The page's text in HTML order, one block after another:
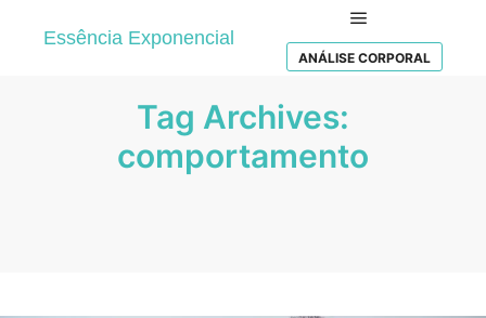
Essência Exponencial Main menu
ANÁLISE CORPORAL
Tag Archives:
comportamento